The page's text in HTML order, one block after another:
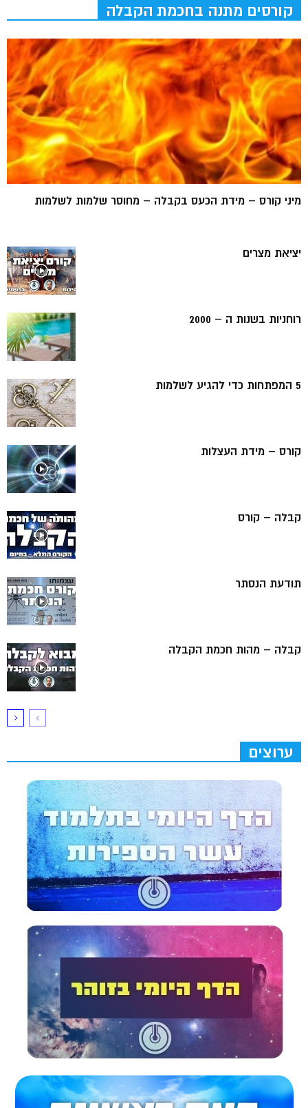
קורסים מתנה בחכמת הקבלה
מיני קורס – מידת הכעס בקבלה – מחוסר שלמות לשלמות
יציאת מצרים
רוחניות בשנות ה – 2000
5 המפתחות כדי להגיע לשלמות
קורס – מידת העצלות
קבלה – קורס
תודעת הנסתר
קבלה – מהות חכמת הקבלה
ערוצים